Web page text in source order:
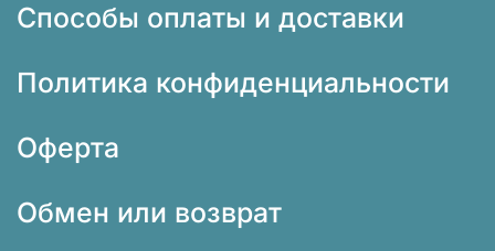
Способы оплаты и доставки
Политика конфиденциальности
Оферта
Обмен или возврат